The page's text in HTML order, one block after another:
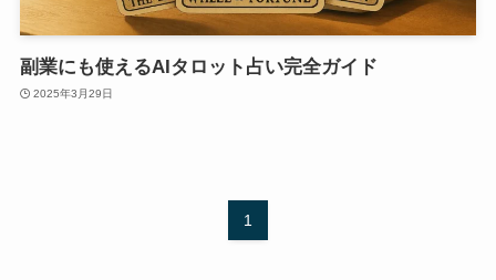
副業にも使えるAIタロット占い完全ガイド
2025年3月29日
1